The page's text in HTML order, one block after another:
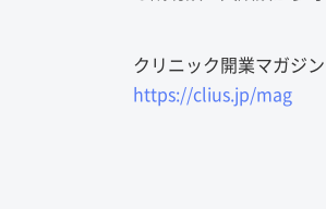
クリニック開業マガジン
https://clius.jp/mag